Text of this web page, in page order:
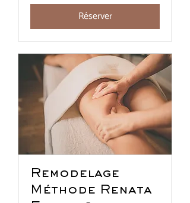
Réserver
Remodelage
Méthode Renata